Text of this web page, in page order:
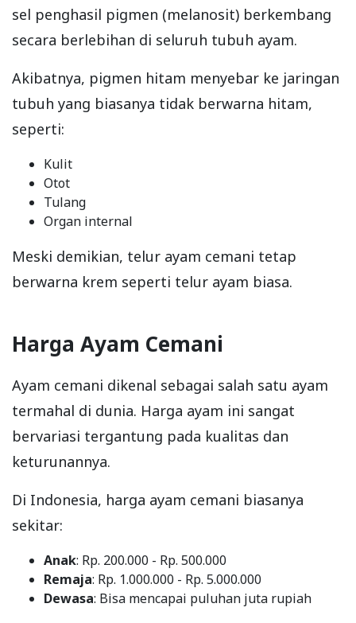
sel penghasil pigmen (melanosit) berkembang
secara berlebihan di seluruh tubuh ayam.
Akibatnya, pigmen hitam menyebar ke jaringan
tubuh yang biasanya tidak berwarna hitam,
seperti:
Kulit
Otot
Tulang
Organ internal
Meski demikian, telur ayam cemani tetap
berwarna krem seperti telur ayam biasa.
Harga Ayam Cemani
Ayam cemani dikenal sebagai salah satu ayam
termahal di dunia. Harga ayam ini sangat
bervariasi tergantung pada kualitas dan
keturunannya.
Di Indonesia, harga ayam cemani biasanya
sekitar:
Anak: Rp. 200.000 - Rp. 500.000
Remaja: Rp. 1.000.000 - Rp. 5.000.000
Dewasa: Bisa mencapai puluhan juta rupiah